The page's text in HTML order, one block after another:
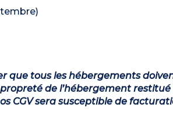
que tous les hébergements
de l’hébergement restitué
CGV sera susceptible de